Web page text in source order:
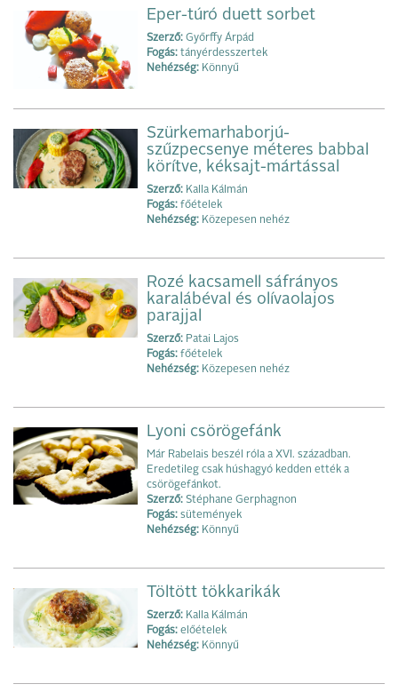
Eper-túró duett sorbet
Szerző: Győrffy Árpád
Fogás: tányérdesszertek
Nehézség: Könnyű
Szürkemarhaborjú-
szűzpecsenye méteres babbal
körítve, kéksajt-mártással
Szerző: Kalla Kálmán
Fogás: főételek
Nehézség: Közepesen nehéz
Rozé kacsamell sáfrányos
karalábéval és olívaolajos
parajjal
Szerző: Patai Lajos
Fogás: főételek
Nehézség: Közepesen nehéz
Lyoni csörögefánk
Már Rabelais beszél róla a XVI. században.
Eredetileg csak húshagyó kedden ették a
csörögefánkot.
Szerző: Stéphane Gerphagnon
Fogás: sütemények
Nehézség: Könnyű
Töltött tökkarikák
Szerző: Kalla Kálmán
Fogás: előételek
Nehézség: Könnyű